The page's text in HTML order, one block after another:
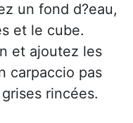
un fond d?eau,
et le cube.
et ajoutez les
carpaccio pas
rincées.